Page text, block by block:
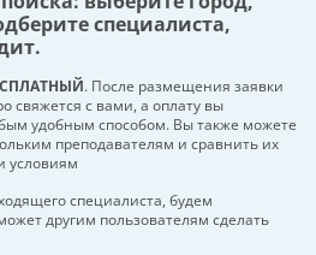
специалиста,
. После размещения заявки
свяжется с вами, а оплату вы
удобным способом. Вы также можете
преподавателям и сравнить их
условиям
специалиста, будем
другим пользователям сделать